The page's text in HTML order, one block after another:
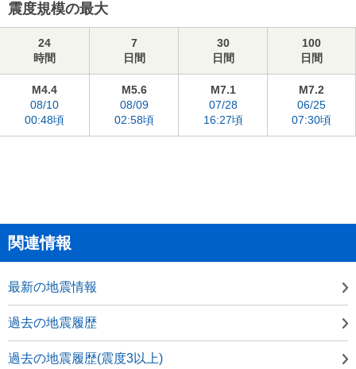
震度規模の最大
24
時間
7
日間
30
日間
100
日間
M4.4
08/10
00:48頃
M5.6
08/09
02:58頃
M7.1
07/28
16:27頃
M7.2
06/25
07:30頃
関連情報
最新の地震情報
過去の地震履歴
過去の地震履歴(震度3以上)